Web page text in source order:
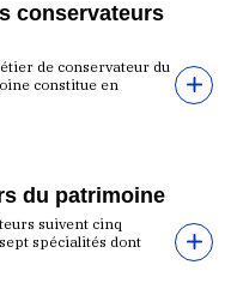
conservateurs
de conservateur du
constitue en
du patrimoine
suivent cinq
spécialités dont